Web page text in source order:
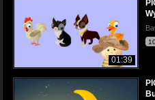
01:39